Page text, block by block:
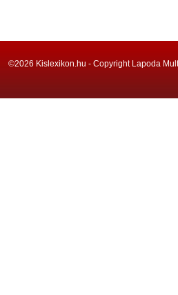
©2026 Kislexikon.hu - Copyright Lapoda